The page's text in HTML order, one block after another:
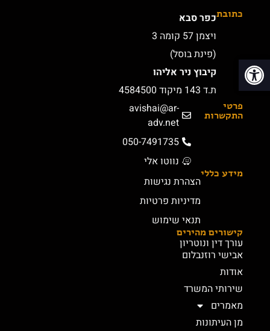
פתח סרגל נגישות
קישורים מהירים
עורך דין ונוטריון
אבישי רוזנבלום
אודות
שירותי המשרד
מאמרים
מן העיתונות
כתובתכפר סבא
ויצמן 57 קומה 3
(פינת בוסל)
קיבוץ ניר אליהו
ת.ד 143 מיקוד 4584500
פרטי
התקשרות
avishai@ar-
adv.net
050-7491735
נווטו אלי
מידע כללי
הצהרת נגישות
מדיניות פרטיות
תנאי שימוש